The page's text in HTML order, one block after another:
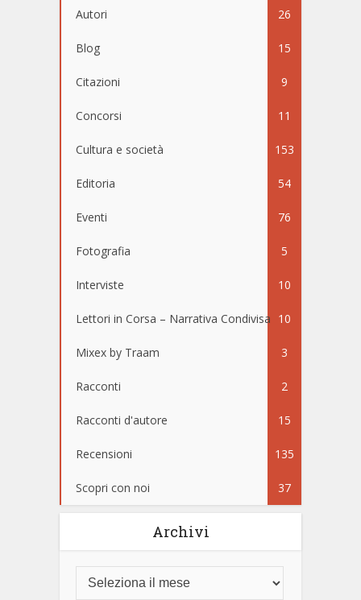
Autori 26
Blog 15
Citazioni 9
Concorsi 11
Cultura e società 153
Editoria 54
Eventi 76
Fotografia 5
Interviste 10
Lettori in Corsa – Narrativa Condivisa 10
Mixex by Traam 3
Racconti 2
Racconti d'autore 15
Recensioni 135
Scopri con noi 37
Archivi